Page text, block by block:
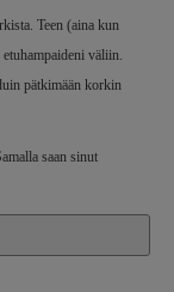
Teen (aina kun
väliin.
pätkimään korkin
saan sinut